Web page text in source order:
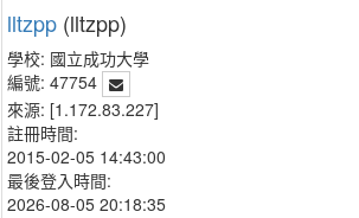
lltzpp (lltzpp)
學校: 國立成功大學
編號: 47754
來源: [1.172.83.227]
註冊時間:
2015-02-05 14:43:00
最後登入時間:
2026-08-05 20:18:35